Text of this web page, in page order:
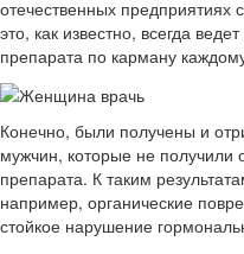
отечественных предприятиях
это, как известно, всегда
препарата по карману
Конечно, были получены и
мужчин, которые не
препарата. К таким
например, органические
стойкое нарушение